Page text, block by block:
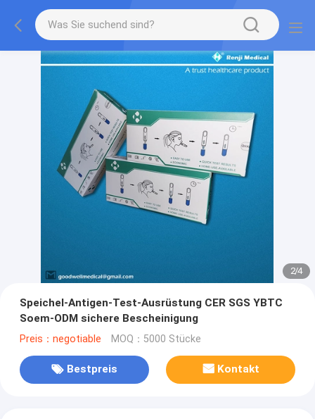
2/4
Speichel-Antigen-Test-Ausrüstung CER SGS YBTC
Soem-ODM sichere Bescheinigung
Preis：negotiable MOQ：5000 Stücke
Bestpreis Kontakt